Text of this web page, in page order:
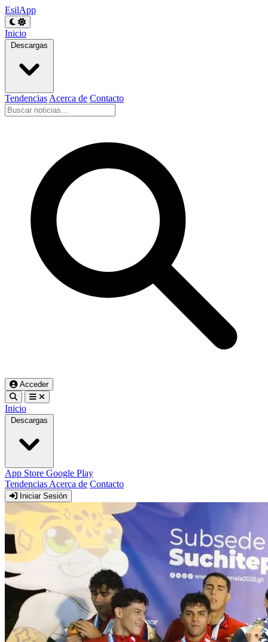
EsilApp
Inicio
Descargas
Tendencias Acerca de Contacto
Acceder
Inicio
Descargas
App Store Google Play
Tendencias Acerca de Contacto
Iniciar Sesión